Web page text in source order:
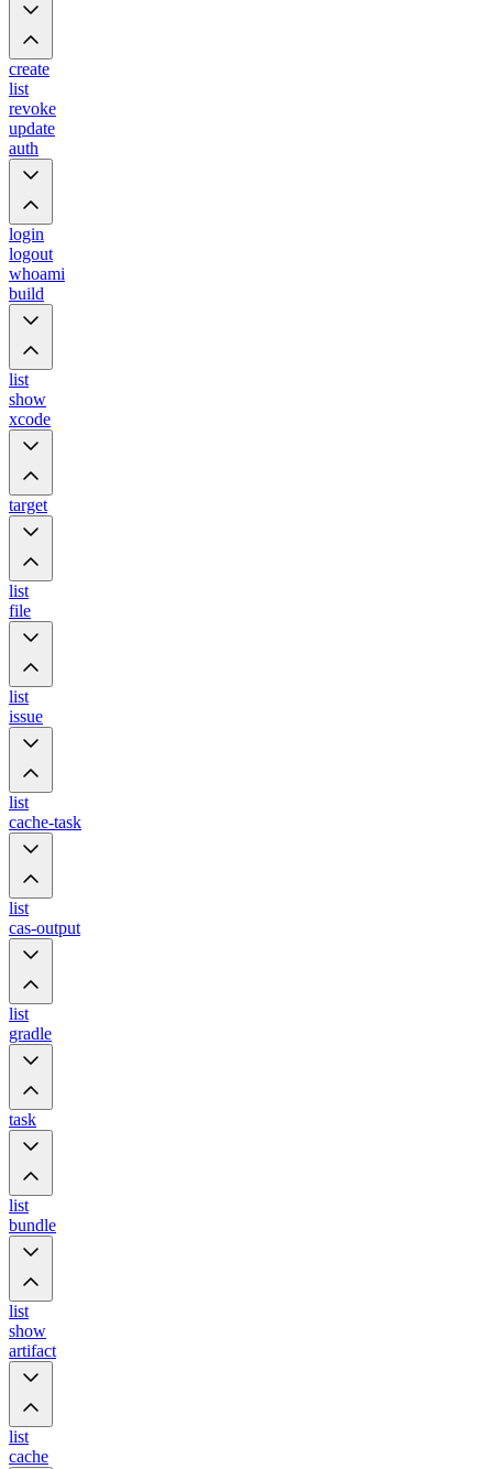
create
list
revoke
update
auth
login
logout
whoami
build
list
show
xcode
target
list
file
list
issue
list
cache-task
list
cas-output
list
gradle
task
list
bundle
list
show
artifact
list
cache